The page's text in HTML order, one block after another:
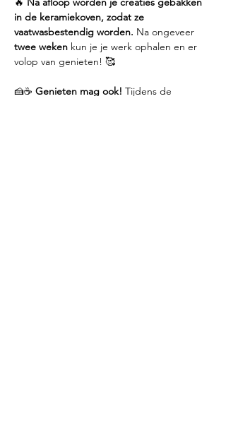
in de keramiekoven, zodat ze
vaatwasbestendig worden. Na ongeveer
twee weken kun je je werk ophalen en er
volop van genieten! 🥰
🍰☕ Genieten mag ook! Tijdens de